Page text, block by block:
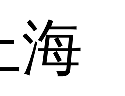
海